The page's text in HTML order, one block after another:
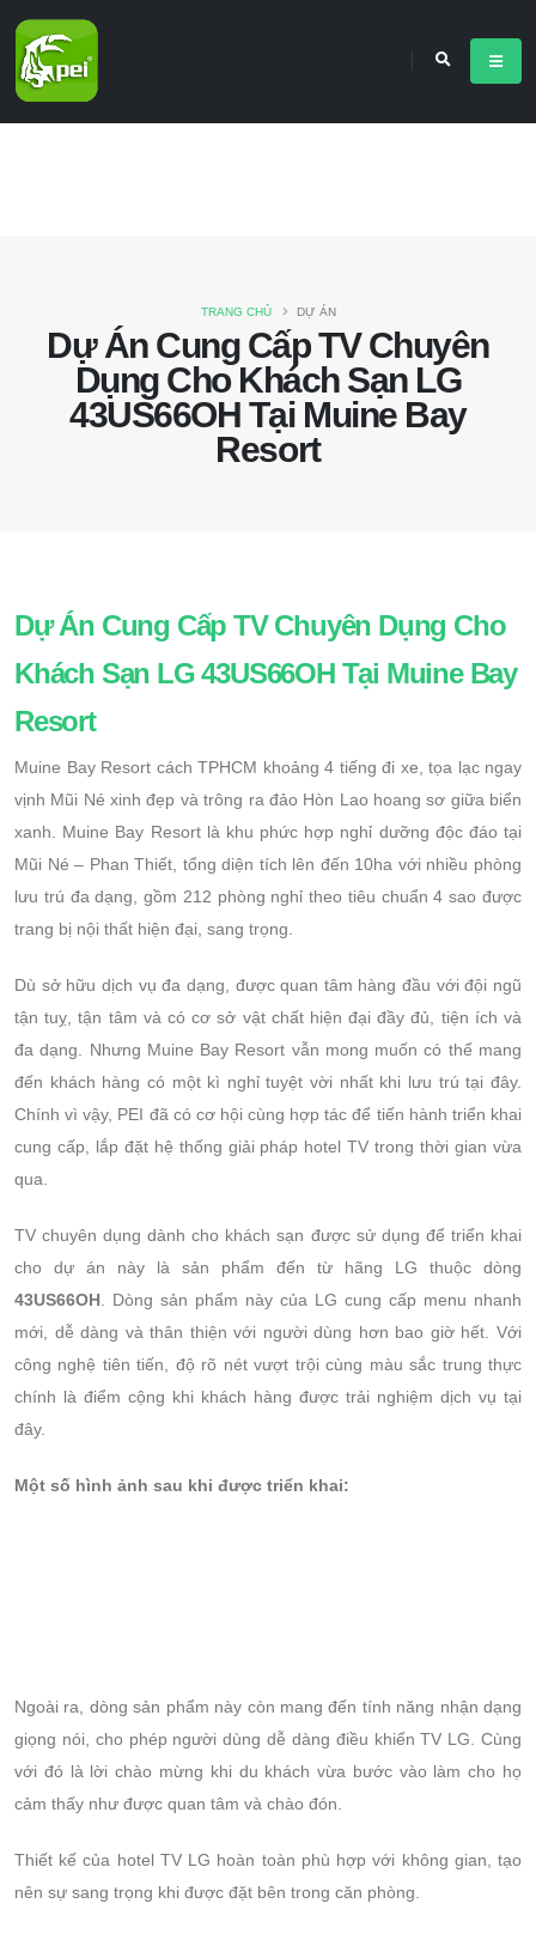
Dự Án Cung Cấp TV Chuyên
Dụng Cho Khách Sạn LG
43US66OH Tại Muine Bay
Resort
TRANG CHỦ DỰ ÁN
Dự Án Cung Cấp TV Chuyên Dụng Cho
Khách Sạn LG 43US66OH Tại Muine Bay
Resort
Muine Bay Resort cách TPHCM khoảng 4 tiếng đi xe, tọa lạc ngay
vịnh Mũi Né xinh đẹp và trông ra đảo Hòn Lao hoang sơ giữa biển
xanh. Muine Bay Resort là khu phức hợp nghỉ dưỡng độc đáo tại
Mũi Né – Phan Thiết, tổng diện tích lên đến 10ha với nhiều phòng
lưu trú đa dạng, gồm 212 phòng nghỉ theo tiêu chuẩn 4 sao được
trang bị nội thất hiện đại, sang trọng.
Dù sở hữu dịch vụ đa dạng, được quan tâm hàng đầu với đội ngũ
tận tuỵ, tận tâm và có cơ sở vật chất hiện đại đầy đủ, tiện ích và
đa dạng. Nhưng Muine Bay Resort vẫn mong muốn có thể mang
đến khách hàng có một kì nghỉ tuyệt vời nhất khi lưu trú tại đây.
Chính vì vậy, PEI đã có cơ hội cùng hợp tác để tiến hành triển khai
cung cấp, lắp đặt hệ thống giải pháp hotel TV trong thời gian vừa
qua.
TV chuyên dụng dành cho khách sạn được sử dụng để triển khai
cho dự án này là sản phẩm đến từ hãng LG thuộc dòng
43US66OH . Dòng sản phẩm này của LG cung cấp menu nhanh
mới, dễ dàng và thân thiện với người dùng hơn bao giờ hết. Với
công nghệ tiên tiến, độ rõ nét vượt trội cùng màu sắc trung thực
chính là điểm cộng khi khách hàng được trải nghiệm dịch vụ tại
đây.
Một số hình ảnh sau khi được triển khai:
Ngoài ra, dòng sản phẩm này còn mang đến tính năng nhận dạng
giọng nói, cho phép người dùng dễ dàng điều khiển TV LG. Cùng
với đó là lời chào mừng khi du khách vừa bước vào làm cho họ
cảm thấy như được quan tâm và chào đón.
Thiết kế của hotel TV LG hoàn toàn phù hợp với không gian, tạo
nên sự sang trọng khi được đặt bên trong căn phòng.